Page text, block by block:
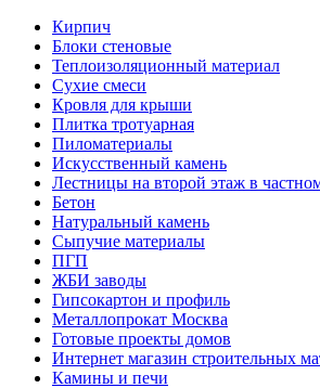
Кирпич
Блоки стеновые
Теплоизоляционный материал
Сухие смеси
Кровля для крыши
Плитка тротуарная
Пиломатериалы
Искусственный камень
Лестницы на второй этаж в
Бетон
Натуральный камень
Сыпучие материалы
ПГП
ЖБИ заводы
Гипсокартон и профиль
Металлопрокат Москва
Готовые проекты домов
Интернет магазин строительных
Камины и печи